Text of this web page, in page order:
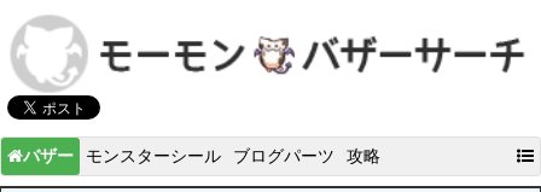
バザー モンスターシール ブログパーツ 攻略